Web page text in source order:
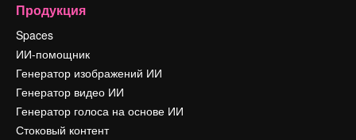
Продукция
Spaces
ИИ-помощник
Генератор изображений ИИ
Генератор видео ИИ
Генератор голоса на основе ИИ
Стоковый контент